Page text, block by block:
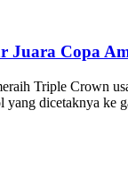
Juara Copa
Triple Crown
dicetaknya ke